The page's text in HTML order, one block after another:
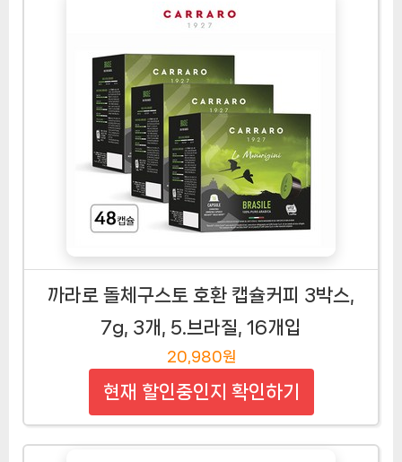
까라로 돌체구스토 호환 캡슐커피 3박스,
7g, 3개, 5.브라질, 16개입
20,980원
현재 할인중인지 확인하기